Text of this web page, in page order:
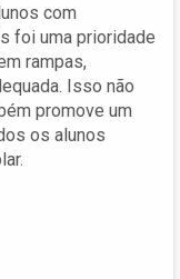
com
foi uma prioridade
rampas,
Isso não
promove um
os alunos